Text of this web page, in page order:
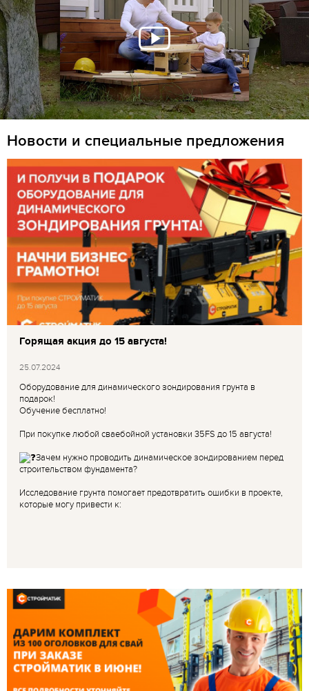
Новости и специальные предложения
Горящая акция до 15 августа!
25.07.2024
Оборудование для динамического зондирования грунта в
подарок!
Обучение бесплатно!
При покупке любой сваебойной установки 35FS до 15 августа!
Зачем нужно проводить динамическое зондированием перед
строительством фундамента?
Исследование грунта помогает предотвратить ошибки в проекте,
которые могу привести к: